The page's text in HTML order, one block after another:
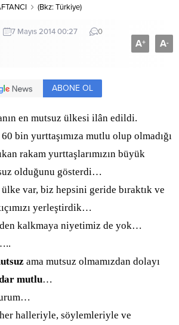
(Bkz: Türkiye)
7 Mayıs 2014 00:27 0
A+ A-
ABONE OL
en mutsuz ülkesi ilân edildi.
bin yurttaşımıza mutlu olup olmadığı
rakam yurttaşlarımızın büyük
olduğunu gösterdi…
var, biz hepsini geride bıraktık ve
yerleştirdik…
kalkmaya niyetimiz de yok…
ama mutsuz olmamızdan dolayı
mutlu…
halleriyle, söylemleriyle ve